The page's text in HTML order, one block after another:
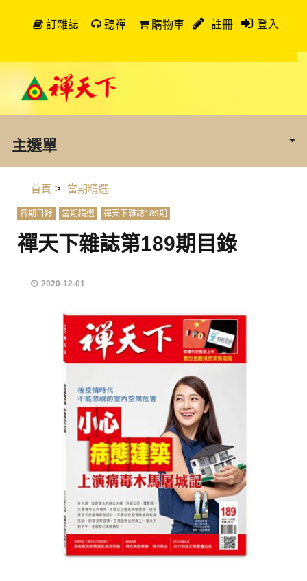
訂雜誌 聽禪 購物車 註冊 登入
主選單
首頁 > 當期精選
各期目錄 當期精選 禪天下雜誌189期
禪天下雜誌第189期目錄
2020-12-01